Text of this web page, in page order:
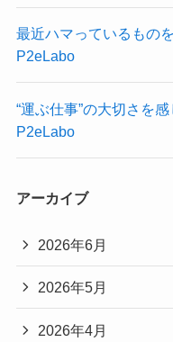
最近ハマっているもの
P2eLabo
“運ぶ仕事”の大切さを
P2eLabo
アーカイブ
2026年6月
2026年5月
2026年4月